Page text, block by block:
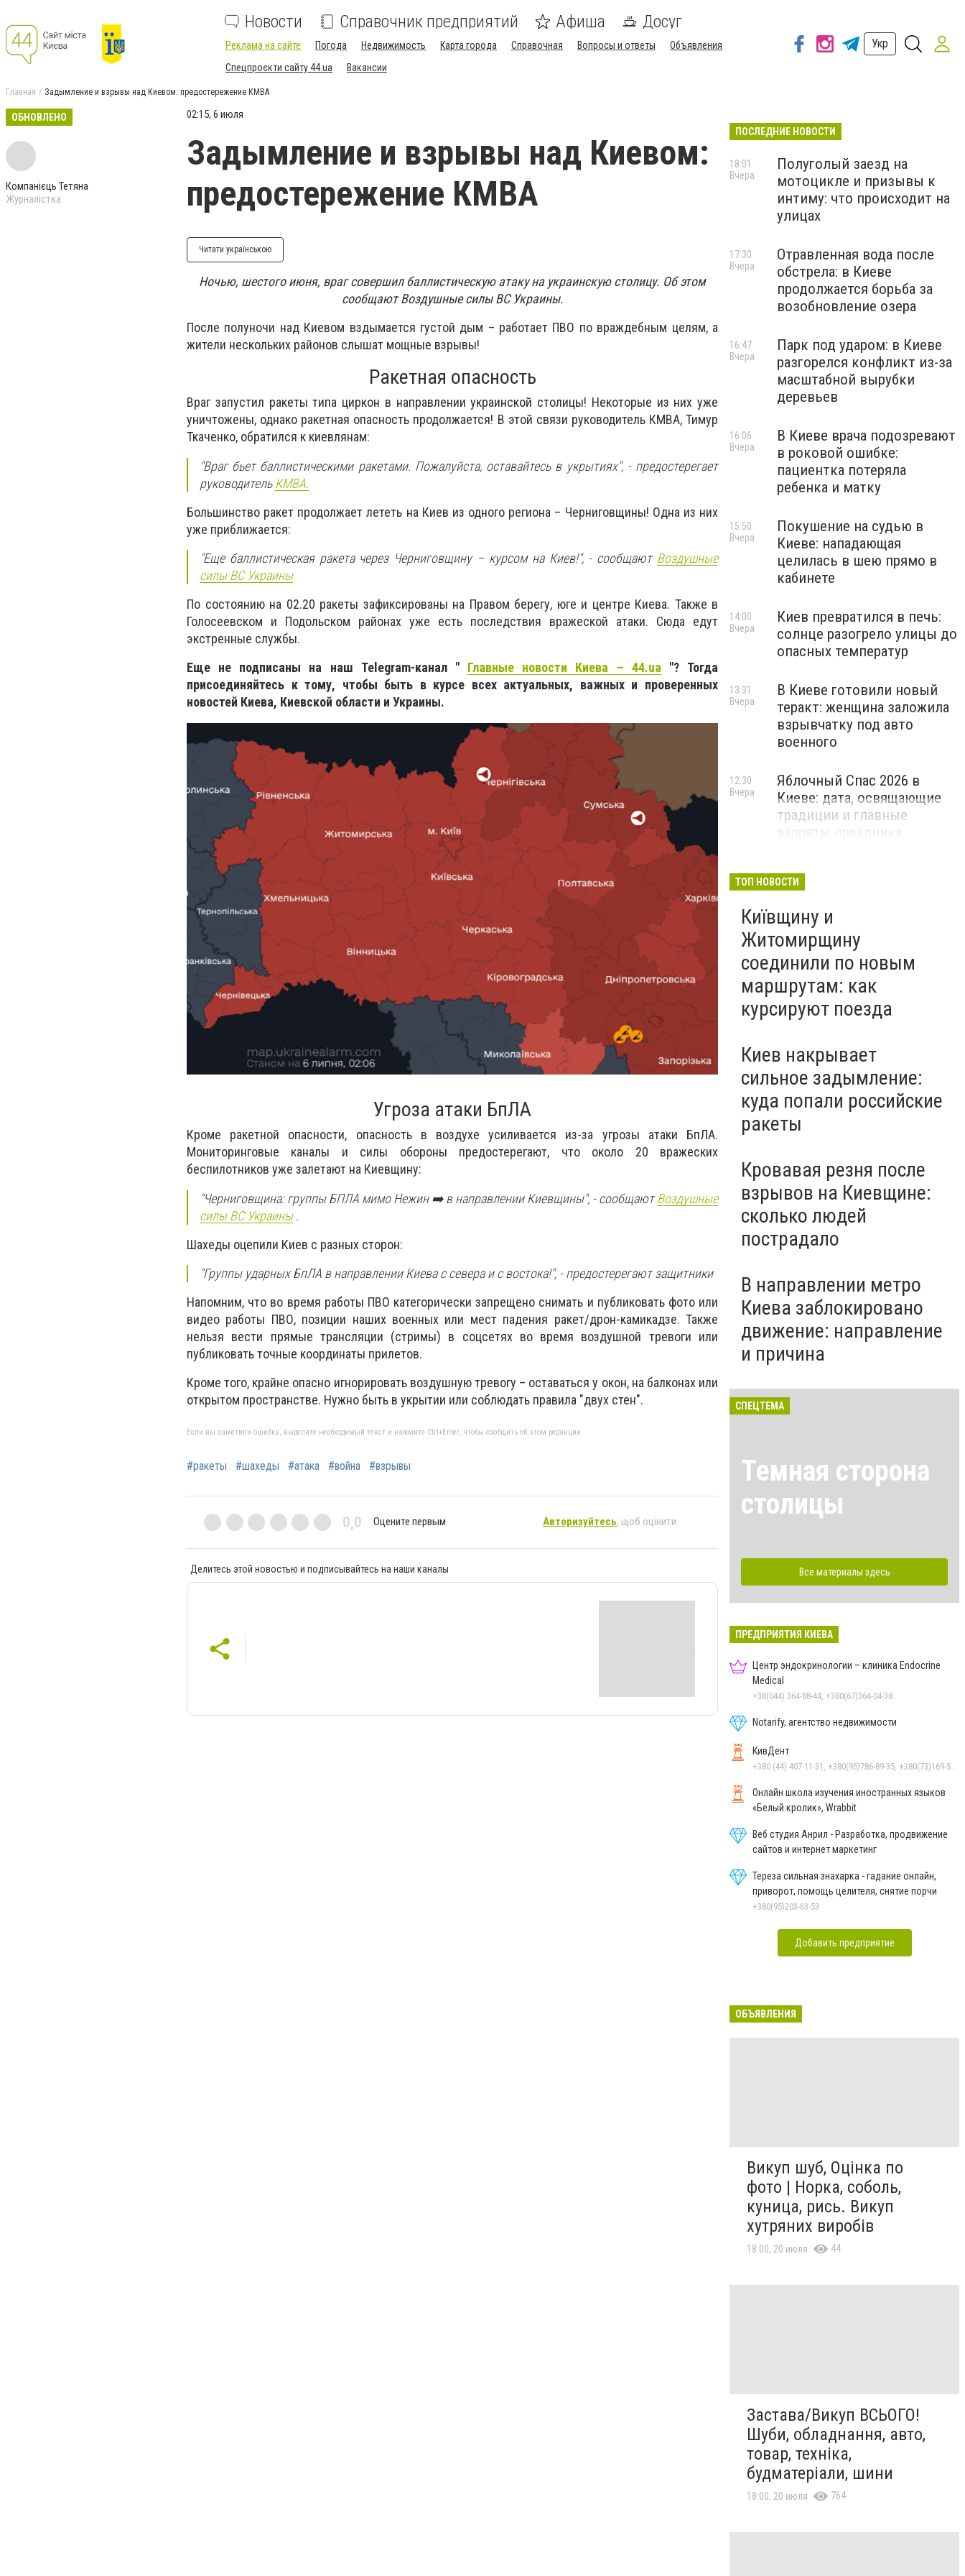
Новости Справочник предприятий Афиша Досуг
Реклама на сайте Погода Недвижимость Карта города Справочная Вопросы и ответы
Объявления
Спецпроєкти сайту 44.ua
Вакансии
Укр
Главная Задымление и взрывы над Киевом: предостережение КМВА
ОБНОВЛЕНО
Компанієць Тетяна
Журналістка
02:15, 6 июля
Задымление и взрывы над Киевом:
предостережение КМВА
Читати українською
Ночью, шестого июня, враг совершил баллистическую атаку на украинскую столицу. Об этом
сообщают Воздушные силы ВС Украины.
После полуночи над Киевом вздымается густой дым – работает ПВО по враждебным целям, а
жители нескольких районов слышат мощные взрывы!
Ракетная опасность
Враг запустил ракеты типа циркон в направлении украинской столицы! Некоторые из них уже
уничтожены, однако ракетная опасность продолжается! В этой связи руководитель КМВА, Тимур
Ткаченко, обратился к киевлянам:
"Враг бьет баллистическими ракетами. Пожалуйста, оставайтесь в укрытиях", - предостерегает
руководитель КМВА.
Большинство ракет продолжает лететь на Киев из одного региона – Черниговщины! Одна из них
уже приближается:
"Еще баллистическая ракета через Черниговщину – курсом на Киев!", - сообщают Воздушные
силы ВС Украины
По состоянию на 02.20 ракеты зафиксированы на Правом берегу, юге и центре Киева. Также в
Голосеевском и Подольском районах уже есть последствия вражеской атаки. Сюда едут
экстренные службы.
Еще не подписаны на наш Telegram-канал " Главные новости Киева – 44.ua"? Тогда
присоединяйтесь к тому, чтобы быть в курсе всех актуальных, важных и проверенных
новостей Киева, Киевской области и Украины.
Угроза атаки БпЛА
Кроме ракетной опасности, опасность в воздухе усиливается из-за угрозы атаки БпЛА.
Мониторинговые каналы и силы обороны предостерегают, что около 20 вражеских
беспилотников уже залетают на Киевщину:
"Черниговщина: группы БПЛА мимо Нежин ➡️ в направлении Киевщины", - сообщаютВоздушные
силы ВС Украины.
Шахеды оцепили Киев с разных сторон:
"Группы ударных БпЛА в направлении Киева с севера и с востока!", - предостерегают защитники
Напомним, что во время работы ПВО категорически запрещено снимать и публиковать фото или
видео работы ПВО, позиции наших военных или мест падения ракет/дрон-камикадзе. Также
нельзя вести прямые трансляции (стримы) в соцсетях во время воздушной тревоги или
публиковать точные координаты прилетов.
Кроме того, крайне опасно игнорировать воздушную тревогу – оставаться у окон, на балконах или
открытом пространстве. Нужно быть в укрытии или соблюдать правила "двух стен".
Если вы заметили ошибку, выделите необходимый текст и нажмите Ctrl+Enter, чтобы сообщить об этом редакции
#ракеты #шахеды #атака #война #взрывы
0,0 Оцените первым Авторизуйтесь, щоб оцінити
Делитесь этой новостью и подписывайтесь на наши каналы
ПОСЛЕДНИЕ НОВОСТИ
Полуголый заезд на
мотоцикле и призывы к
интиму: что происходит на
улицах
18:01
Вчера
Отравленная вода после
обстрела: в Киеве
продолжается борьба за
возобновление озера
17:30
Вчера
Парк под ударом: в Киеве
разгорелся конфликт из-за
масштабной вырубки
деревьев
16:47
Вчера
В Киеве врача подозревают
в роковой ошибке:
пациентка потеряла
ребенка и матку
16:06
Вчера
Покушение на судью в
Киеве: нападающая
целилась в шею прямо в
кабинете
15:50
Вчера
Киев превратился в печь:
солнце разогрело улицы до
опасных температур
14:00
Вчера
В Киеве готовили новый
теракт: женщина заложила
взрывчатку под авто
военного
13:31
Вчера
Яблочный Спас 2026 в
Киеве: дата, освящающие
традиции и главные
12:30
Вчера
ТОП НОВОСТИ
Київщину и
Житомирщину
соединили по новым
маршрутам: как
курсируют поезда
Киев накрывает
сильное задымление:
куда попали российские
ракеты
Кровавая резня после
взрывов на Киевщине:
сколько людей
пострадало
В направлении метро
Киева заблокировано
движение: направление
и причина
СПЕЦТЕМА
Темная сторона
столицы
Все материалы здесь
ПРЕДПРИЯТИЯ КИЕВА
Центр эндокринологии – клиника Endocrine
Medical
+38(044) 364-88-44, +380(67)364-04-38
Notarify, агентство недвижимости
КивДент
Онлайн школа изучения иностранных языков
«Белый кролик», Wrabbit
Веб студия Анрил - Разработка, продвижение
сайтов и интернет маркетинг
Тереза сильная знахарка - гадание онлайн,
приворот, помощь целителя, снятие порчи
+380(95)203-63-53
Добавить предприятие
ОБЪЯВЛЕНИЯ
Викуп шуб, Оцінка по
фото | Норка, соболь,
куница, рись. Викуп
хутряних виробів
18:00, 20 июля 44
Застава/Викуп ВСЬОГО!
Шуби, обладнання, авто,
товар, техніка,
будматеріали, шини
18:00, 20 июля 764